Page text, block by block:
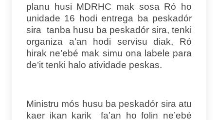
planu husi MDRHC mak sosa Ró ho
unidade 16 hodi entrega ba peskadór
sira tanba husu ba peskadór sira, tenki
organiza a’an hodi servisu diak, Ró
hirak ne’ebé mak simu ona labele para
de’it tenki halo atividade peskas.
Ministru mós husu ba peskadór sira atu
kaer ikan karik fa’an ho folin ne’ebé